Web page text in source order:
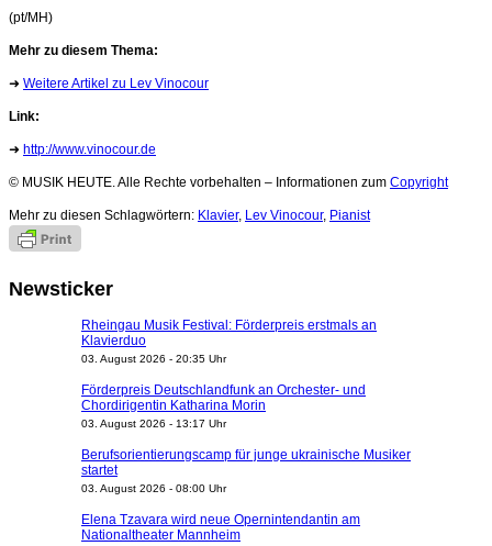
(pt/MH)
Mehr zu diesem Thema:
➜ Weitere Artikel zu Lev Vinocour
Link:
➜ http://www.vinocour.de
© MUSIK HEUTE. Alle Rechte vorbehalten – Informationen zum Copyright
Mehr zu diesen Schlagwörtern: Klavier, Lev Vinocour, Pianist
Newsticker
Rheingau Musik Festival: Förderpreis erstmals an
Klavierduo
03. August 2026 - 20:35 Uhr
Förderpreis Deutschlandfunk an Orchester- und
Chordirigentin Katharina Morin
03. August 2026 - 13:17 Uhr
Berufsorientierungscamp für junge ukrainische Musiker
startet
03. August 2026 - 08:00 Uhr
Elena Tzavara wird neue Opernintendantin am
Nationaltheater Mannheim